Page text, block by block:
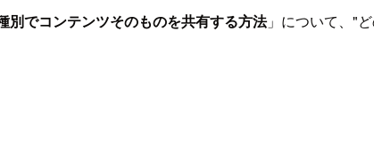
別でコンテンツそのものを共有する方法」について、"